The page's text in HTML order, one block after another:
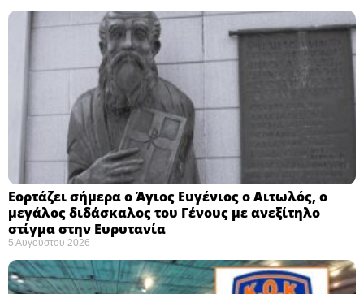
Εορτάζει σήμερα ο Άγιος Ευγένιος ο Αιτωλός, ο
μεγάλος διδάσκαλος του Γένους με ανεξίτηλο
στίγμα στην Ευρυτανία
5 Αυγούστου 2026